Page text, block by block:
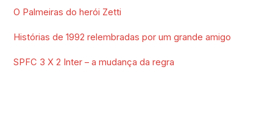
O Palmeiras do herói Zetti
Histórias de 1992 relembradas por um grande amigo
SPFC 3 X 2 Inter – a mudança da regra